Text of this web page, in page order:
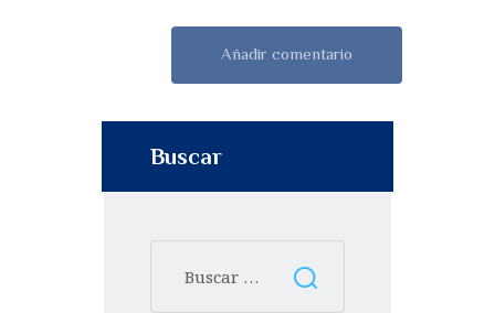
Buscar